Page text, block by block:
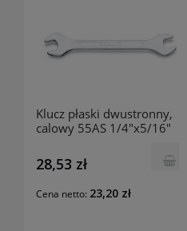
Klucz płaski dwustronny,
calowy 55AS 1/4"x5/16"
28,53 zł
Cena netto: 23,20 zł